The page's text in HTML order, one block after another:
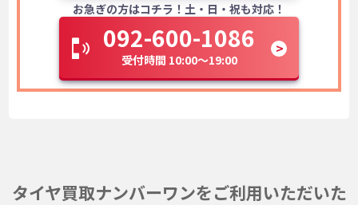
お急ぎの方はコチラ！土・日・祝も対応！
092-600-1086
受付時間 10:00～19:00
タイヤ買取ナンバーワンをご利用いただいた